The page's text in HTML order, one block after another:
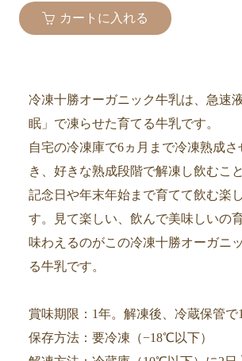
カートに入れる
冷凍十勝オーガニック牛乳は、急速
眠」で凍らせた育てる牛乳です。
自宅の冷凍庫で6ヵ月まで冷凍熟成
き、好きな熟成段階で解凍し飲むこ
記念日や年末年始まで育てて飲む楽
す。見て楽しい、飲んで美味しいの
味わえるのがこの冷凍十勝オーガニ
る牛乳です。
賞味期限：1年。解凍後、冷蔵保管で
保存方法：要冷凍（−18℃以下）